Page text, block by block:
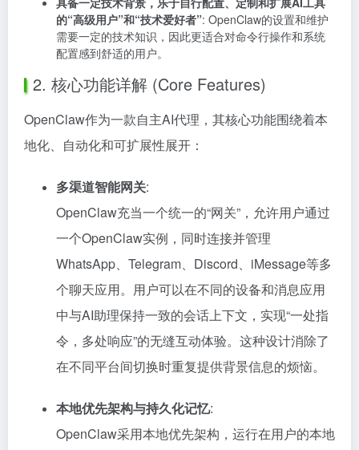
的“高级用户”和“技术爱好者”: OpenClaw的设置和维护
需要一定的技术知识，因此更适合对命令行操作和系统
配置感到舒适的用户。
2. 核心功能详解 (Core Features)
OpenClaw作为一款自主AI代理，其核心功能围绕着本
地化、自动化和可扩展性展开：
多渠道智能网关:
OpenClaw充当一个统一的“网关”，允许用户通过
一个OpenClaw实例，同时连接并管理
WhatsApp、Telegram、Discord、iMessage等多
个聊天应用。用户可以在不同的设备和消息应用
中与AI助理保持一致的会话上下文，实现“一处指
令，多处响应”的无缝互动体验。这种设计消除了
在不同平台间切换时重复提供背景信息的烦恼。
本地优先架构与持久化记忆:
OpenClaw采用本地优先架构，运行在用户的本地